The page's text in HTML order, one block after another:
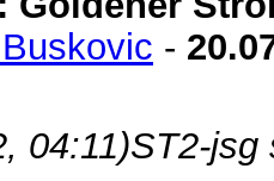
-
04:11)ST2-jsg